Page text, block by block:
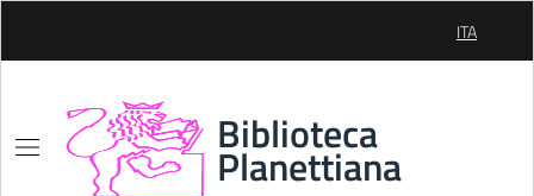
ITA
Biblioteca
Planettiana